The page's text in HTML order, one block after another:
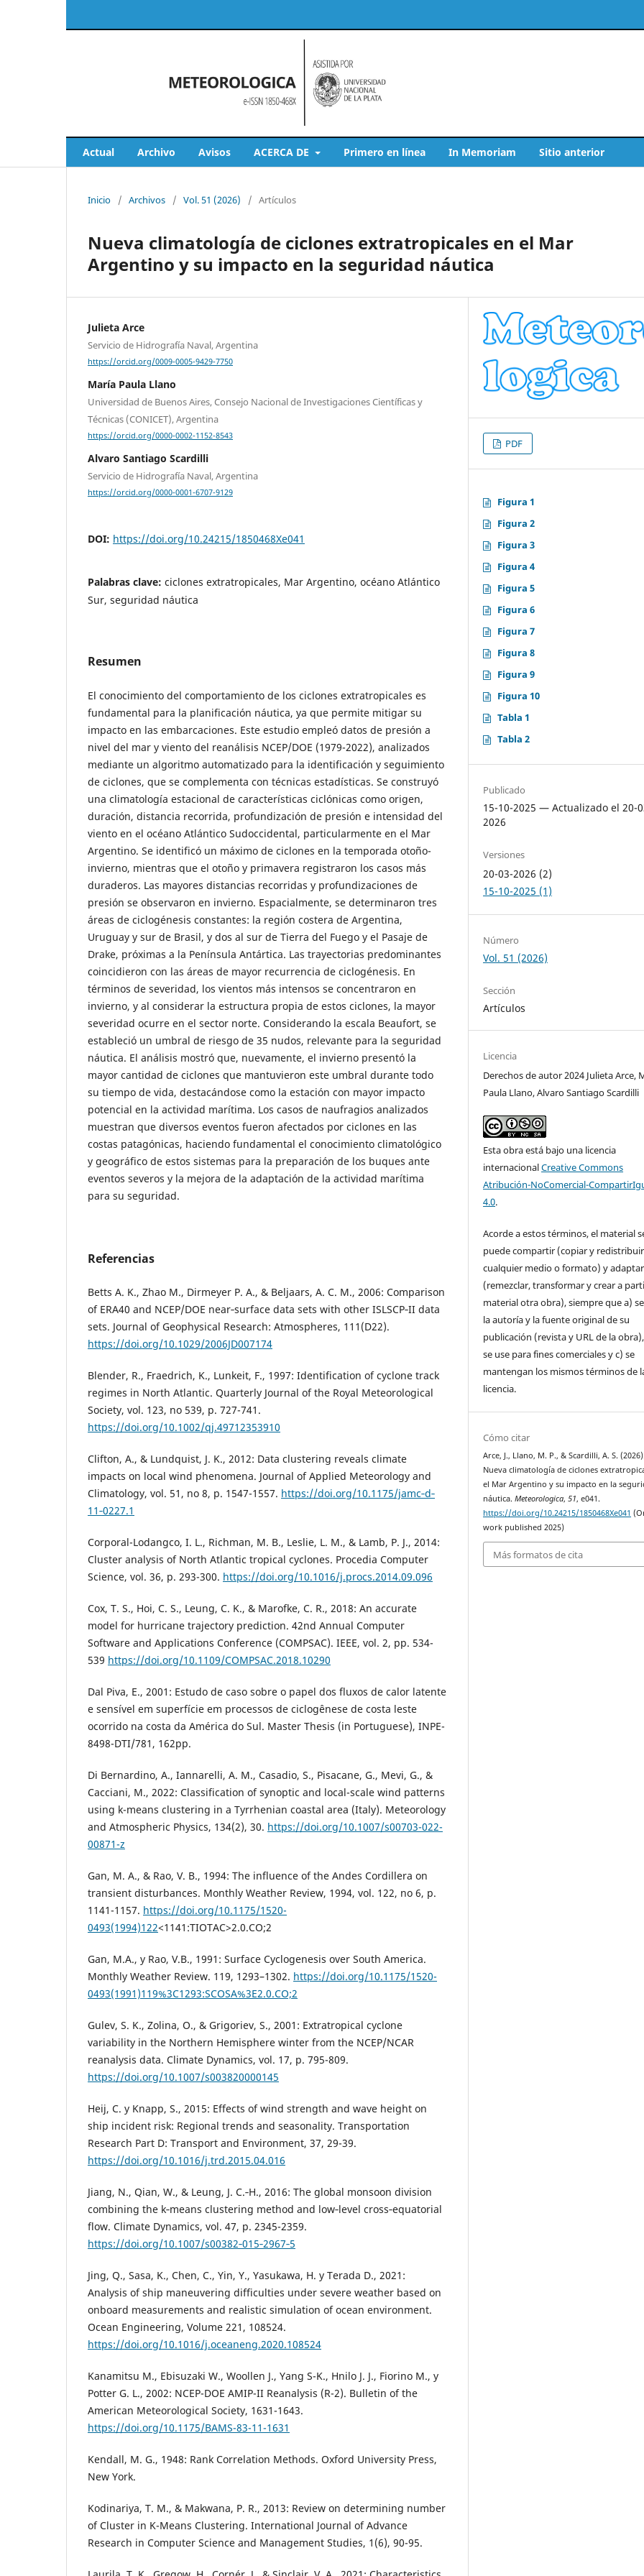
Actual Archivo Avisos ACERCA DE Primero en línea In Memoriam Sitio anterior
Inicio / Archivos / Vol. 51 (2026) / Artículos
Nueva climatología de ciclones extratropicales en el Mar
Argentino y su impacto en la seguridad náutica
Julieta Arce
Servicio de Hidrografía Naval, Argentina
https://orcid.org/0009-0005-9429-7750
María Paula Llano
Universidad de Buenos Aires, Consejo Nacional de Investigaciones Científicas y
Técnicas (CONICET), Argentina
https://orcid.org/0000-0002-1152-8543
Alvaro Santiago Scardilli
Servicio de Hidrografía Naval, Argentina
https://orcid.org/0000-0001-6707-9129
DOI: https://doi.org/10.24215/1850468Xe041
Palabras clave: ciclones extratropicales, Mar Argentino, océano Atlántico
Sur, seguridad náutica
Resumen
El conocimiento del comportamiento de los ciclones extratropicales es
fundamental para la planificación náutica, ya que permite mitigar su
impacto en las embarcaciones. Este estudio empleó datos de presión a
nivel del mar y viento del reanálisis NCEP/DOE (1979-2022), analizados
mediante un algoritmo automatizado para la identificación y seguimiento
de ciclones, que se complementa con técnicas estadísticas. Se construyó
una climatología estacional de características ciclónicas como origen,
duración, distancia recorrida, profundización de presión e intensidad del
viento en el océano Atlántico Sudoccidental, particularmente en el Mar
Argentino. Se identificó un máximo de ciclones en la temporada otoño-
invierno, mientras que el otoño y primavera registraron los casos más
duraderos. Las mayores distancias recorridas y profundizaciones de
presión se observaron en invierno. Espacialmente, se determinaron tres
áreas de ciclogénesis constantes: la región costera de Argentina,
Uruguay y sur de Brasil, y dos al sur de Tierra del Fuego y el Pasaje de
Drake, próximas a la Península Antártica. Las trayectorias predominantes
coincidieron con las áreas de mayor recurrencia de ciclogénesis. En
términos de severidad, los vientos más intensos se concentraron en
invierno, y al considerar la estructura propia de estos ciclones, la mayor
severidad ocurre en el sector norte. Considerando la escala Beaufort, se
estableció un umbral de riesgo de 35 nudos, relevante para la seguridad
náutica. El análisis mostró que, nuevamente, el invierno presentó la
mayor cantidad de ciclones que mantuvieron este umbral durante todo
su tiempo de vida, destacándose como la estación con mayor impacto
potencial en la actividad marítima. Los casos de naufragios analizados
muestran que diversos eventos fueron afectados por ciclones en las
costas patagónicas, haciendo fundamental el conocimiento climatológico
y geográfico de estos sistemas para la preparación de los buques ante
eventos severos y la mejora de la adaptación de la actividad marítima
para su seguridad.
Referencias
Betts A. K., Zhao M., Dirmeyer P. A., & Beljaars, A. C. M., 2006: Comparison
of ERA40 and NCEP/DOE near‐surface data sets with other ISLSCP‐II data
sets. Journal of Geophysical Research: Atmospheres, 111(D22).
https://doi.org/10.1029/2006JD007174
Blender, R., Fraedrich, K., Lunkeit, F., 1997: Identification of cyclone track
regimes in North Atlantic. Quarterly Journal of the Royal Meteorological
Society, vol. 123, no 539, p. 727-741.
https://doi.org/10.1002/qj.49712353910
Clifton, A., & Lundquist, J. K., 2012: Data clustering reveals climate
impacts on local wind phenomena. Journal of Applied Meteorology and
Climatology, vol. 51, no 8, p. 1547-1557. https://doi.org/10.1175/jamc‐d‐
11‐0227.1
Corporal-Lodangco, I. L., Richman, M. B., Leslie, L. M., & Lamb, P. J., 2014:
Cluster analysis of North Atlantic tropical cyclones. Procedia Computer
Science, vol. 36, p. 293-300. https://doi.org/10.1016/j.procs.2014.09.096
Cox, T. S., Hoi, C. S., Leung, C. K., & Marofke, C. R., 2018: An accurate
model for hurricane trajectory prediction. 42nd Annual Computer
Software and Applications Conference (COMPSAC). IEEE, vol. 2, pp. 534-
539 https://doi.org/10.1109/COMPSAC.2018.10290
Dal Piva, E., 2001: Estudo de caso sobre o papel dos fluxos de calor latente
e sensível em superfície em processos de ciclogênese de costa leste
ocorrido na costa da América do Sul. Master Thesis (in Portuguese), INPE-
8498-DTI/781, 162pp.
Di Bernardino, A., Iannarelli, A. M., Casadio, S., Pisacane, G., Mevi, G., &
Cacciani, M., 2022: Classification of synoptic and local-scale wind patterns
using k-means clustering in a Tyrrhenian coastal area (Italy). Meteorology
and Atmospheric Physics, 134(2), 30. https://doi.org/10.1007/s00703-022-
00871-z
Gan, M. A., & Rao, V. B., 1994: The influence of the Andes Cordillera on
transient disturbances. Monthly Weather Review, 1994, vol. 122, no 6, p.
1141-1157. https://doi.org/10.1175/1520-
0493(1994)122<1141:TIOTAC>2.0.CO;2
Gan, M.A., y Rao, V.B., 1991: Surface Cyclogenesis over South America.
Monthly Weather Review. 119, 1293–1302. https://doi.org/10.1175/1520-
0493(1991)119%3C1293:SCOSA%3E2.0.CO;2
Gulev, S. K., Zolina, O., & Grigoriev, S., 2001: Extratropical cyclone
variability in the Northern Hemisphere winter from the NCEP/NCAR
reanalysis data. Climate Dynamics, vol. 17, p. 795-809.
https://doi.org/10.1007/s003820000145
Heij, C. y Knapp, S., 2015: Effects of wind strength and wave height on
ship incident risk: Regional trends and seasonality. Transportation
Research Part D: Transport and Environment, 37, 29-39.
https://doi.org/10.1016/j.trd.2015.04.016
Jiang, N., Qian, W., & Leung, J. C.‐H., 2016: The global monsoon division
combining the k‐means clustering method and low‐level cross‐equatorial
flow. Climate Dynamics, vol. 47, p. 2345-2359.
https://doi.org/10.1007/s00382‐015‐2967‐5
Jing, Q., Sasa, K., Chen, C., Yin, Y., Yasukawa, H. y Terada D., 2021:
Analysis of ship maneuvering difficulties under severe weather based on
onboard measurements and realistic simulation of ocean environment.
Ocean Engineering, Volume 221, 108524.
https://doi.org/10.1016/j.oceaneng.2020.108524
Kanamitsu M., Ebisuzaki W., Woollen J., Yang S-K., Hnilo J. J., Fiorino M., y
Potter G. L., 2002: NCEP-DOE AMIP-II Reanalysis (R-2). Bulletin of the
American Meteorological Society, 1631-1643.
https://doi.org/10.1175/BAMS-83-11-1631
Kendall, M. G., 1948: Rank Correlation Methods. Oxford University Press,
New York.
Kodinariya, T. M., & Makwana, P. R., 2013: Review on determining number
of Cluster in K-Means Clustering. International Journal of Advance
Research in Computer Science and Management Studies, 1(6), 90-95.
PDF
Figura 1
Figura 2
Figura 3
Figura 4
Figura 5
Figura 6
Figura 7
Figura 8
Figura 9
Figura 10
Tabla 1
Tabla 2
Publicado
15-10-2025 — Actualizado el 20-
2026
Versiones
20-03-2026 (2)
15-10-2025 (1)
Número
Vol. 51 (2026)
Sección
Artículos
Licencia
Derechos de autor 2024 Julieta Arce,
Paula Llano, Alvaro Santiago Scardilli
Esta obra está bajo una licencia
internacionalCreative Commons
Atribución-NoComercial-
4.0.
Acorde a estos términos, el material
puede compartir (copiar y
cualquier medio o formato) y adaptar
(remezclar, transformar y crear a
material otra obra), siempre que a)
la autoría y la fuente original de su
publicación (revista y URL de la
se use para fines comerciales y c) se
mantengan los mismos términos de
licencia.
Cómo citar
Arce, J., Llano, M. P., & Scardilli, A. S.
Nueva climatología de ciclones
el Mar Argentino y su impacto en la
náutica.Meteorologica,51, e041.
https://doi.org/10.24215/1850468Xe041
work published 2025)
Más formatos de cita